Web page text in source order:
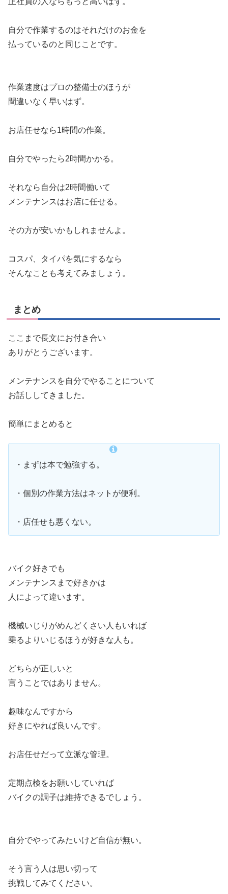
自分で作業するのはそれだけのお金を
払っているのと同じことです。
作業速度はプロの整備士のほうが
間違いなく早いはず。
お店任せなら1時間の作業。
自分でやったら2時間かかる。
それなら自分は2時間働いて
メンテナンスはお店に任せる。
その方が安いかもしれませんよ。
コスパ、タイパを気にするなら
そんなことも考えてみましょう。
まとめ
ここまで長文にお付き合い
ありがとうございます。
メンテナンスを自分でやることについて
お話ししてきました。
簡単にまとめると
・まずは本で勉強する。
・個別の作業方法はネットが便利。
・店任せも悪くない。
バイク好きでも
メンテナンスまで好きかは
人によって違います。
機械いじりがめんどくさい人もいれば
乗るよりいじるほうが好きな人も。
どちらが正しいと
言うことではありません。
趣味なんですから
好きにやれば良いんです。
お店任せだって立派な管理。
定期点検をお願いしていれば
バイクの調子は維持できるでしょう。
自分でやってみたいけど自信が無い。
そう言う人は思い切って
挑戦してみてください。